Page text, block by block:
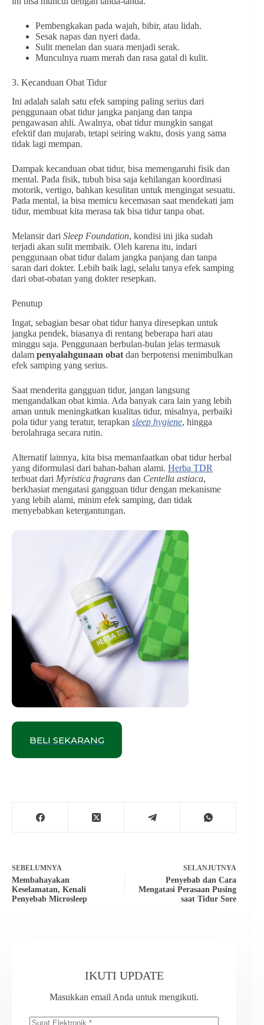
Pembengkakan pada wajah, bibir, atau lidah.
Sesak napas dan nyeri dada.
Sulit menelan dan suara menjadi serak.
Munculnya ruam merah dan rasa gatal di kulit.
3. Kecanduan Obat Tidur
Ini adalah salah satu efek samping paling serius dari
penggunaan obat tidur jangka panjang dan tanpa
pengawasan ahli. Awalnya, obat tidur mungkin sangat
efektif dan mujarab, tetapi seiring waktu, dosis yang sama
tidak lagi mempan.
Dampak kecanduan obat tidur, bisa memengaruhi fisik dan
mental. Pada fisik, tubuh bisa saja kehilangan koordinasi
motorik, vertigo, bahkan kesulitan untuk mengingat sesuatu.
Pada mental, ia bisa memicu kecemasan saat mendekati jam
tidur, membuat kita merasa tak bisa tidur tanpa obat.
Melansir dari Sleep Foundation, kondisi ini jika sudah
terjadi akan sulit membaik. Oleh karena itu, indari
penggunaan obat tidur dalam jangka panjang dan tanpa
saran dari dokter. Lebih baik lagi, selalu tanya efek samping
dari obat-obatan yang dokter resepkan.
Penutup
Ingat, sebagian besar obat tidur hanya diresepkan untuk
jangka pendek, biasanya di rentang beberapa hari atau
minggu saja. Penggunaan berbulan-bulan jelas termasuk
dalam penyalahgunaan obat dan berpotensi menimbulkan
efek samping yang serius.
Saat menderita gangguan tidur, jangan langsung
mengandalkan obat kimia. Ada banyak cara lain yang lebih
aman untuk meningkatkan kualitas tidur, misalnya, perbaiki
pola tidur yang teratur, terapkan sleep hygiene, hingga
berolahraga secara rutin.
Alternatif lainnya, kita bisa memanfaatkan obat tidur herbal
yang diformulasi dari bahan-bahan alami. Herba TDR
terbuat dari Myristica fragrans dan Centella astiaca,
berkhasiat mengatasi gangguan tidur dengan mekanisme
yang lebih alami, minim efek samping, dan tidak
menyebabkan ketergantungan.
BELI SEKARANG
SEBELUMNYA
Membahayakan
Keselamatan, Kenali
Penyebab Microsleep
SELANJUTNYA
Penyebab dan Cara
Mengatasi Perasaan Pusing
saat Tidur Sore
IKUTI UPDATE
Masukkan email Anda untuk mengikuti.